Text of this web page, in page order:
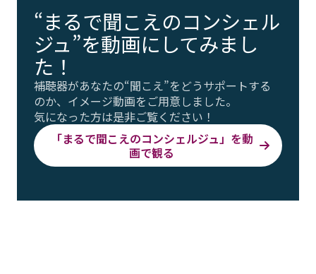
“まるで聞こえのコンシェル
ジュ”を動画にしてみまし
た！
補聴器があなたの“聞こえ”をどうサポートする
のか、イメージ動画をご用意しました。
気になった方は是非ご覧ください！
「まるで聞こえのコンシェルジュ」を動
画で観る